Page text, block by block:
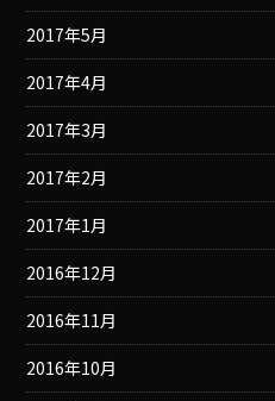
2017年5月
2017年4月
2017年3月
2017年2月
2017年1月
2016年12月
2016年11月
2016年10月